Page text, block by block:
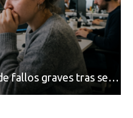
Apple bloquea reportes de fallos graves tras ser inundada por «basura artificial»